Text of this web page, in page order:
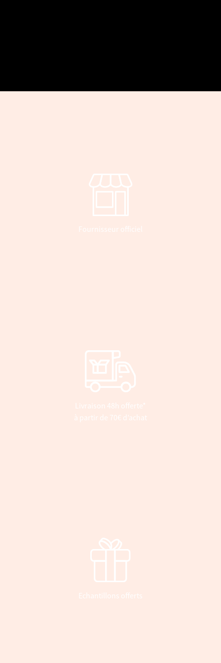
Fournisseur officiel
Livraison 48h offerte*
à partir de 70€ d’achat
Echantillons offerts